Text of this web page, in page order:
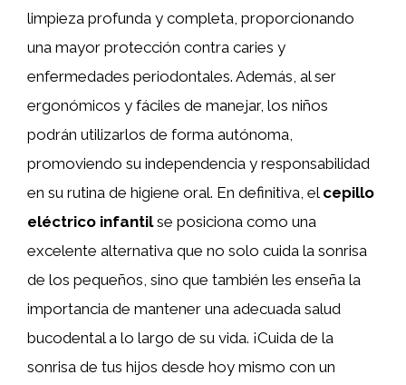
limpieza profunda y completa, proporcionando
una mayor protección contra caries y
enfermedades periodontales. Además, al ser
ergonómicos y fáciles de manejar, los niños
podrán utilizarlos de forma autónoma,
promoviendo su independencia y responsabilidad
en su rutina de higiene oral. En definitiva, el cepillo
eléctrico infantilse posiciona como una
excelente alternativa que no solo cuida la sonrisa
de los pequeños, sino que también les enseña la
importancia de mantener una adecuada salud
bucodental a lo largo de su vida. ¡Cuida de la
sonrisa de tus hijos desde hoy mismo con un